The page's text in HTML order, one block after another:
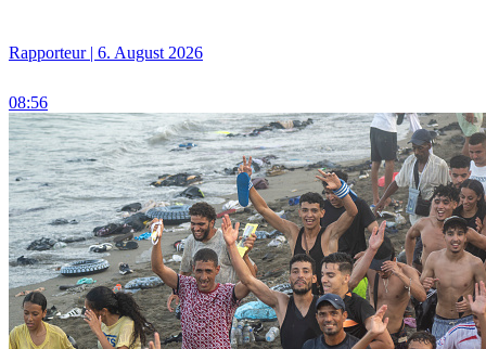
Rapporteur | 6. August 2026
08:56